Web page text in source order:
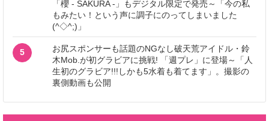
「櫻 - SAKURA -」もデジタル限定で発売～「今の私
もみたい！という声に調子にのってしまいました
(^◇^;)」
5
お尻スポンサーも話題のNGなし破天荒アイドル・鈴
木Mob.が初グラビアに挑戦! 「週プレ」に登場～「人
生初のグラビア!!!しかも5水着も着てます」。撮影の
裏側動画も公開